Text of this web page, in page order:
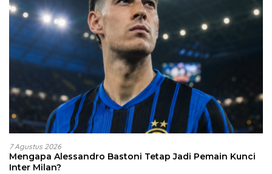
7 Agustus 2026
Mengapa Alessandro Bastoni Tetap Jadi Pemain Kunci
Inter Milan?